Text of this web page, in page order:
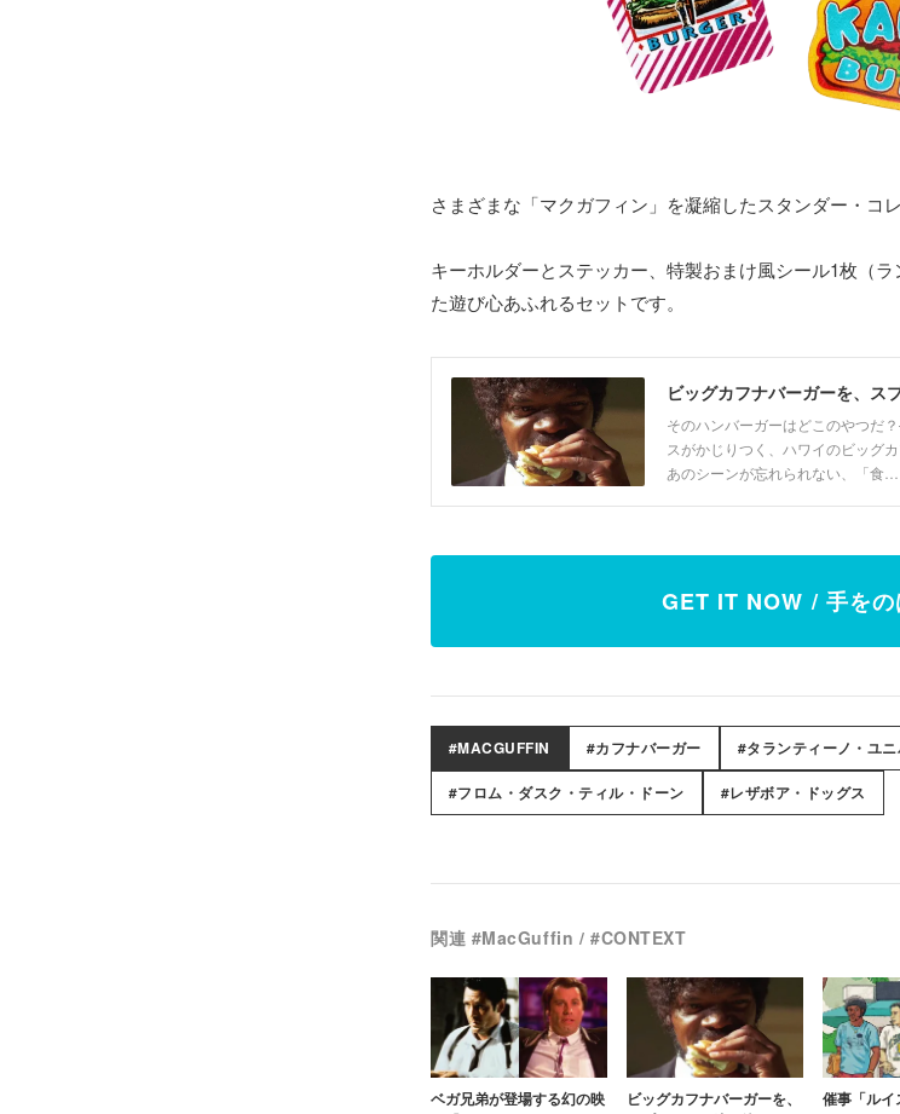
さまざまな「マクガフィン」を凝縮したスタンダー・コレ
キーホルダーとステッカー、特製おまけ風シール1枚（
た遊び心あふれるセットです。
ビッグカフナバーガーを、ス
そのハンバーガーはどこのやつだ
スがかじりつく、ハワイのビッグ
あのシーンが忘れられない、「食…
GET IT NOW / 手をの
#MACGUFFIN #カフナバーガー #タランティーノ・ユ
#フロム・ダスク・ティル・ドーン #レザボア・ドッグス
関連 #MacGuffin / #CONTEXT
ベガ兄弟が登場する幻の映
ビッグカフナバーガーを、
催事「ル